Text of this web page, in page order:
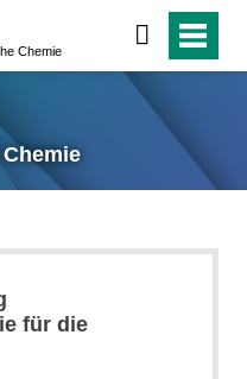
Chemie
für die